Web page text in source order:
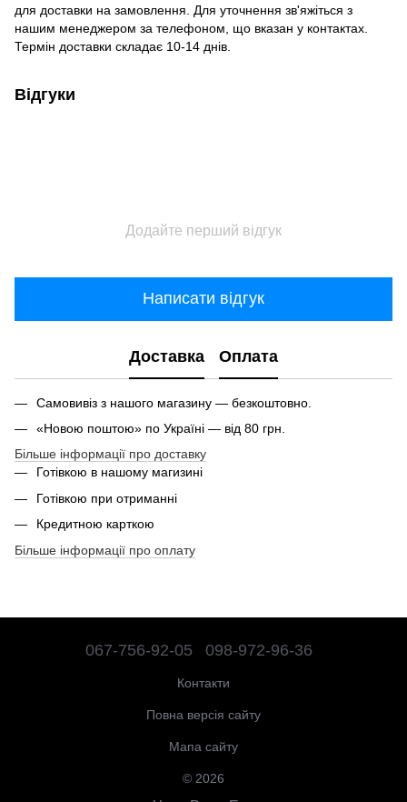
для доставки на замовлення. Для уточнення зв'яжіться з
нашим менеджером за телефоном, що вказан у контактах.
Термін доставки складає 10-14 днів.
Відгуки
Додайте перший відгук
Написати відгук
Доставка Оплата
Самовивіз з нашого магазину — безкоштовно.
«Новою поштою» по Україні — від 80 грн.
Більше інформації про доставку
Готівкою в нашому магизині
Готівкою при отриманні
Кредитною карткою
Більше інформації про оплату
067-756-92-05 098-972-96-36
Контакти
Повна версія сайту
Мапа сайту
© 2026